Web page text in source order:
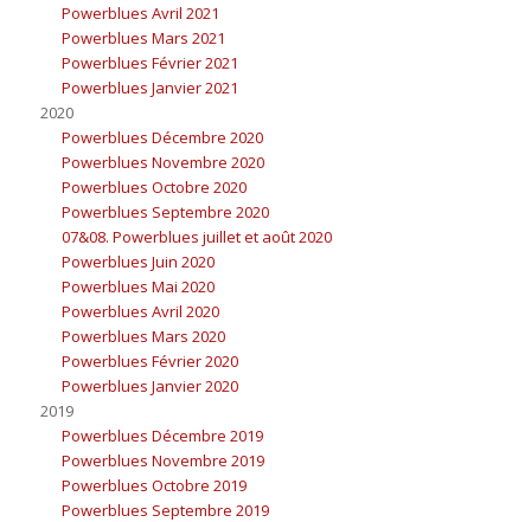
Powerblues Avril 2021
Powerblues Mars 2021
Powerblues Février 2021
Powerblues Janvier 2021
2020
Powerblues Décembre 2020
Powerblues Novembre 2020
Powerblues Octobre 2020
Powerblues Septembre 2020
07&08. Powerblues juillet et août 2020
Powerblues Juin 2020
Powerblues Mai 2020
Powerblues Avril 2020
Powerblues Mars 2020
Powerblues Février 2020
Powerblues Janvier 2020
2019
Powerblues Décembre 2019
Powerblues Novembre 2019
Powerblues Octobre 2019
Powerblues Septembre 2019